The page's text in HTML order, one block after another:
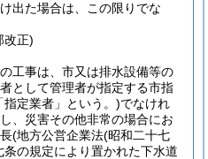
出た場合は、この限りでな
改正)
工事は、市又は排水設備等の
として管理者が指定する市指
指定業者」という。)でなけれ
、災害その他非常の場合にお
(地方公営企業法(昭和二十七
条の規定により置かれた下水道